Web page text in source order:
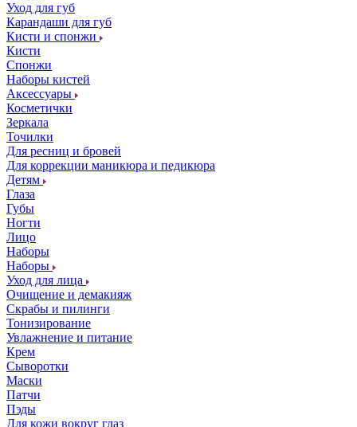
Уход для губ
Карандаши для губ
Кисти и спонжи
Кисти
Спонжи
Наборы кистей
Аксессуары
Косметички
Зеркала
Точилки
Для ресниц и бровей
Для коррекции маникюра и педикюра
Детям
Глаза
Губы
Ногти
Лицо
Наборы
Наборы
Уход для лица
Очищение и демакияж
Скрабы и пилинги
Тонизирование
Увлажнение и питание
Крем
Сыворотки
Маски
Патчи
Пэды
Для кожи вокруг глаз